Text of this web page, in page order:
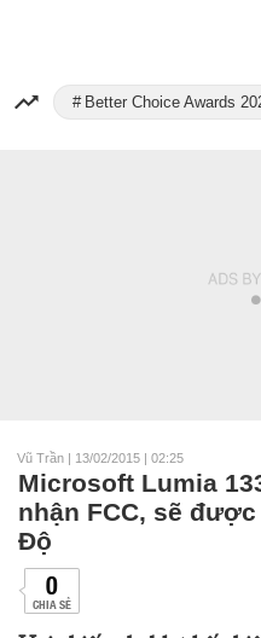
Better Choice Awards
Vũ Trần | 13/02/2015 | 02:25
Microsoft Lumia
nhận FCC, sẽ
Độ
0
CHIA SẺ